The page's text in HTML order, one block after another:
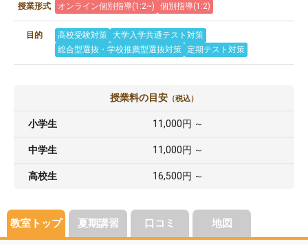
授業形式 オンライン個別指導(1:2~) 個別指導(1:2)
目的 高校受験対策
大学入学共通テスト対策
総合型選抜・学校推薦型選抜対策
定期テスト対策
授業料の目安 （税込）
小学生 11,000円 ～
中学生 11,000円 ～
高校生 16,500円 ～
教室トップ 夏期講習 口コミ 地図